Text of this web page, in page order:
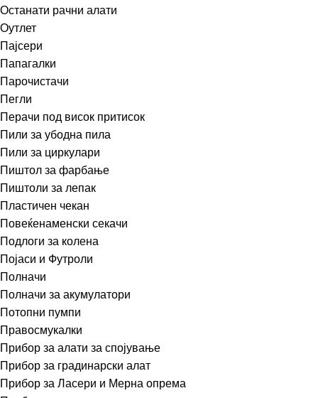
Останати рачни алати
Оутлет
Пајсери
Папагалки
Парочистачи
Пегли
Перачи под висок притисок
Пили за убодна пила
Пили за циркулари
Пиштол за фарбање
Пиштоли за лепак
Пластичен чекан
Повеќенаменски секачи
Подлоги за колена
Појаси и Футроли
Полначи
Полначи за акумулатори
Потопни пумпи
Правосмукалки
Прибор за алати за спојување
Прибор за градинарски алат
Прибор за Ласери и Мерна опрема